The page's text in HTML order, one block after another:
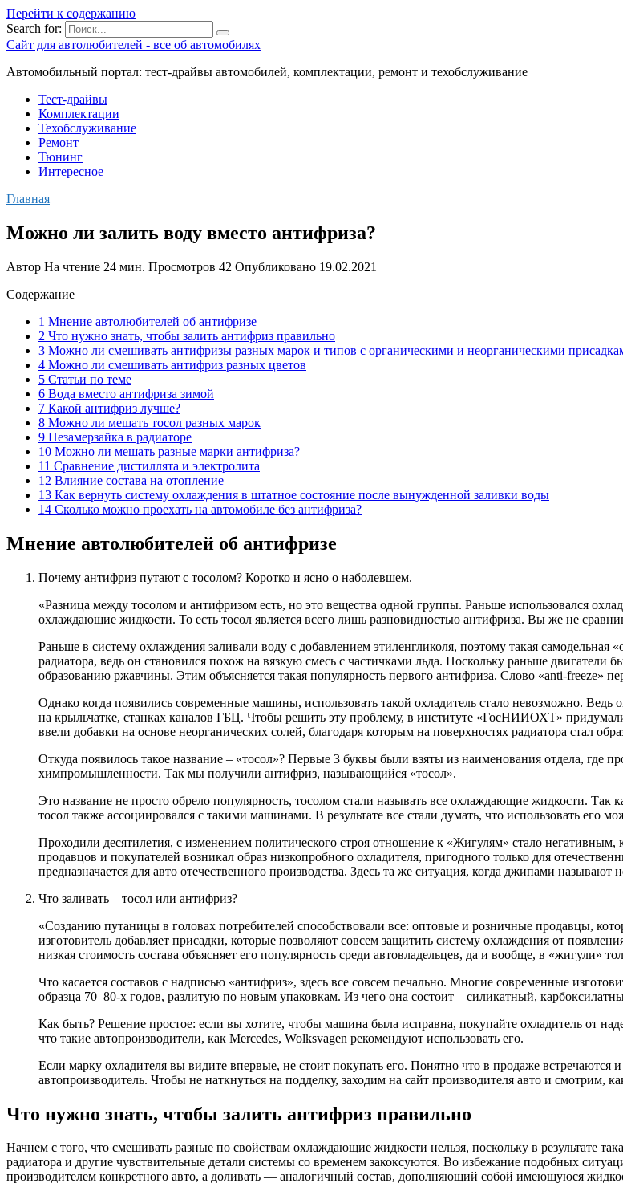
Перейти к содержанию
Search for:
Сайт для автолюбителей - все об автомобилях
Автомобильный портал: тест-драйвы автомобилей, комплектации, ремонт и техобслуживание
Тест-драйвы
Комплектации
Техобслуживание
Ремонт
Тюнинг
Интересное
Главная
Можно ли залить воду вместо антифриза?
Автор На чтение 24 мин. Просмотров 42 Опубликовано 19.02.2021
Содержание
1 Мнение автолюбителей об антифризе
2 Что нужно знать, чтобы залить антифриз правильно
3 Можно ли смешивать антифризы разных марок и типов с органическими и неорганическими
4 Можно ли смешивать антифриз разных цветов
5 Статьи по теме
6 Вода вместо антифриза зимой
7 Какой антифриз лучше?
8 Можно ли мешать тосол разных марок
9 Незамерзайка в радиаторе
10 Можно ли мешать разные марки антифриза?
11 Сравнение дистиллята и электролита
12 Влияние состава на отопление
13 Как вернуть систему охлаждения в штатное состояние после вынужденной заливки воды
14 Сколько можно проехать на автомобиле без антифриза?
Мнение автолюбителей об антифризе
Почему антифриз путают с тосолом? Коротко и ясно о наболевшем.
«Разница между тосолом и антифризом есть, но это вещества одной группы. Раньше использовался
охлаждающие жидкости. То есть тосол является всего лишь разновидностью антифриза. Вы же не
Раньше в систему охлаждения заливали воду с добавлением этиленгликоля, поэтому такая
радиатора, ведь он становился похож на вязкую смесь с частичками льда. Поскольку раньше двигатели
образованию ржавчины. Этим объясняется такая популярность первого антифриза. Слово «anti-freezе»
Однако когда появились современные машины, использовать такой охладитель стало невозможно. Ведь
на крыльчатке, станках каналов ГБЦ. Чтобы решить эту проблему, в институте «ГосНИИОХТ»
ввели добавки на основе неорганических солей, благодаря которым на поверхностях радиатора стал
Откуда появилось такое название – «тосол»? Первые 3 буквы были взяты из наименования отдела, где
химпромышленности. Так мы получили антифриз, называющийся «тосол».
Это название не просто обрело популярность, тосолом стали называть все охлаждающие жидкости. Так
тосол также ассоциировался с такими машинами. В результате все стали думать, что использовать его
Проходили десятилетия, с изменением политического строя отношение к «Жигулям» стало негативным,
продавцов и покупателей возникал образ низкопробного охладителя, пригодного только для
предназначается для авто отечественного производства. Здесь та же ситуация, когда джипами
Что заливать – тосол или антифриз?
«Созданию путаницы в головах потребителей способствовали все: оптовые и розничные продавцы,
изготовитель добавляет присадки, которые позволяют совсем защитить систему охлаждения от
низкая стоимость состава объясняет его популярность среди автовладельцев, да и вообще, в «жигули»
Что касается составов с надписью «антифриз», здесь все совсем печально. Многие современные
образца 70–80-х годов, разлитую по новым упаковкам. Из чего она состоит – силикатный,
Как быть? Решение простое: если вы хотите, чтобы машина была исправна, покупайте охладитель от
что такие автопроизводители, как Mercedes, Wolksvagen рекомендуют использовать его.
Если марку охладителя вы видите впервые, не стоит покупать его. Понятно что в продаже
автопроизводитель. Чтобы не наткнуться на подделку, заходим на сайт производителя авто и смотрим,
Что нужно знать, чтобы залить антифриз правильно
Начнем с того, что смешивать разные по свойствам охлаждающие жидкости нельзя, поскольку в результате
радиатора и другие чувствительные детали системы со временем закоксуются. Во избежание подобных
производителем конкретного авто, а доливать — аналогичный состав, дополняющий собой имеющуюся